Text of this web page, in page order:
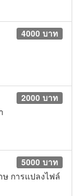
4000 บาท
2000 บาท
5000 บาท
ษ การแปลงไฟล์